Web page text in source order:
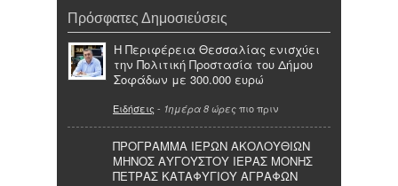
Πρόσφατες Δημοσιεύσεις
Η Περιφέρεια Θεσσαλίας ενισχύει
την Πολιτική Προστασία του Δήμου
Σοφάδων με 300.000 ευρώ
Ειδήσεις - 1ημέρα 8 ώρες πιο πριν
ΠΡΟΓΡΑΜΜΑ ΙΕΡΩΝ ΑΚΟΛΟΥΘΙΩΝ
ΜΗΝΟΣ ΑΥΓΟΥΣΤΟΥ ΙΕΡΑΣ ΜΟΝΗΣ
ΠΕΤΡΑΣ ΚΑΤΑΦΥΓΙΟΥ ΑΓΡΑΦΩΝ